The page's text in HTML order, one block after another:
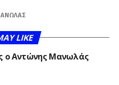
LIKE
ο Αντώνης Μανωλάς